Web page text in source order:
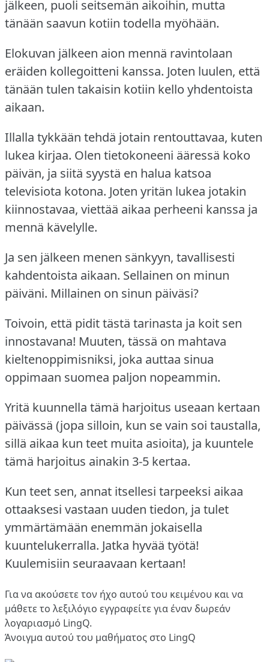
jälkeen, puoli seitsemän aikoihin, mutta
tänään saavun kotiin todella myöhään.
Elokuvan jälkeen aion mennä ravintolaan
eräiden kollegoitteni kanssa. Joten luulen, että
tänään tulen takaisin kotiin kello yhdentoista
aikaan.
Illalla tykkään tehdä jotain rentouttavaa, kuten
lukea kirjaa. Olen tietokoneeni ääressä koko
päivän, ja siitä syystä en halua katsoa
televisiota kotona. Joten yritän lukea jotakin
kiinnostavaa, viettää aikaa perheeni kanssa ja
mennä kävelylle.
Ja sen jälkeen menen sänkyyn, tavallisesti
kahdentoista aikaan. Sellainen on minun
päiväni. Millainen on sinun päiväsi?
Toivoin, että pidit tästä tarinasta ja koit sen
innostavana! Muuten, tässä on mahtava
kieltenoppimisniksi, joka auttaa sinua
oppimaan suomea paljon nopeammin.
Yritä kuunnella tämä harjoitus useaan kertaan
päivässä (jopa silloin, kun se vain soi taustalla,
sillä aikaa kun teet muita asioita), ja kuuntele
tämä harjoitus ainakin 3-5 kertaa.
Kun teet sen, annat itsellesi tarpeeksi aikaa
ottaaksesi vastaan uuden tiedon, ja tulet
ymmärtämään enemmän jokaisella
kuuntelukerralla. Jatka hyvää työtä!
Kuulemisiin seuraavaan kertaan!
Για να ακούσετε τον ήχο αυτού του κειμένου και να
μάθετε το λεξιλόγιο εγγραφείτε για έναν δωρεάν
λογαριασμό LingQ.
Άνοιγμα αυτού του μαθήματος στο LingQ